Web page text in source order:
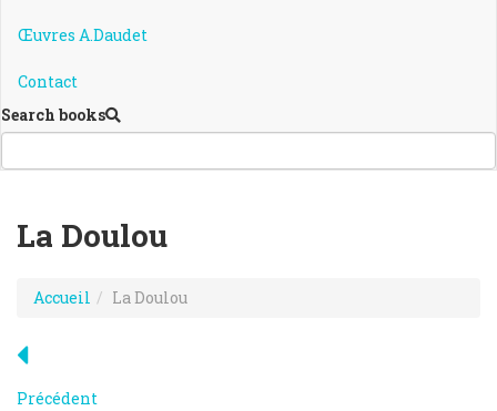
Œuvres A.Daudet
Contact
Search books
La Doulou
Accueil La Doulou
Précédent